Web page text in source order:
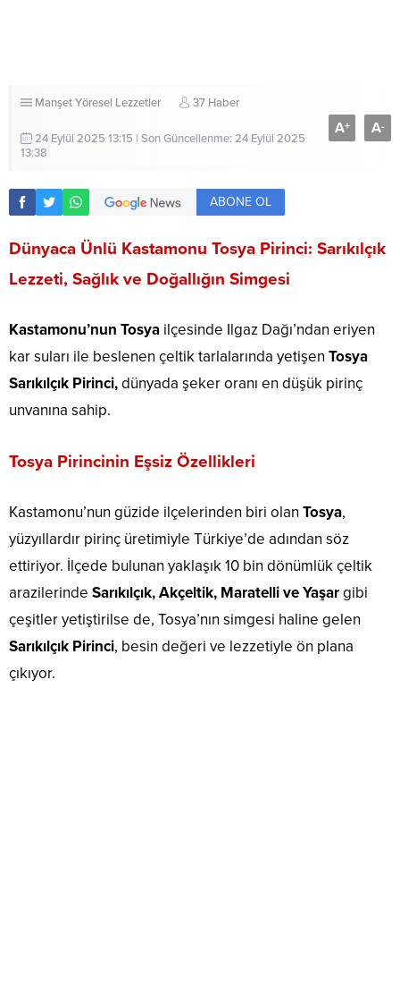
ManşetYöresel Lezzetler 37 Haber
24 Eylül 2025 13:15 | Son Güncellenme: 24 Eylül 2025
13:38
A+ A-
ABONE OL
Dünyaca Ünlü Kastamonu Tosya Pirinci: Sarıkılçık
Lezzeti, Sağlık ve Doğallığın Simgesi
Kastamonu’nun Tosya ilçesinde Ilgaz Dağı’ndan eriyen
kar suları ile beslenen çeltik tarlalarında yetişen Tosya
Sarıkılçık Pirinci,dünyada şeker oranı en düşük pirinç
unvanına sahip.
Tosya Pirincinin Eşsiz Özellikleri
Kastamonu’nun güzide ilçelerinden biri olan Tosya,
yüzyıllardır pirinç üretimiyle Türkiye’de adından söz
ettiriyor. İlçede bulunan yaklaşık 10 bin dönümlük çeltik
arazilerinde Sarıkılçık, Akçeltik, Maratelli ve Yaşargibi
çeşitler yetiştirilse de, Tosya’nın simgesi haline gelen
Sarıkılçık Pirinci, besin değeri ve lezzetiyle ön plana
çıkıyor.